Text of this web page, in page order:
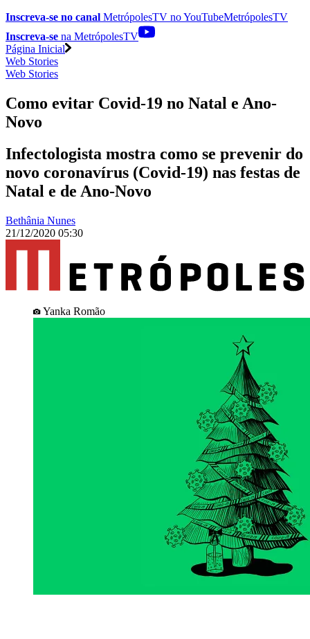
Inscreva-se no canal MetrópolesTV noYouTubeMetrópolesTV
Inscreva-se na MetrópolesTV
Página Inicial
Web Stories
Web Stories
Como evitar Covid-19 no Natal e Ano-
Novo
Infectologista mostra como se prevenir do
novo coronavírus (Covid-19) nas festas de
Natal e de Ano-Novo
Bethânia Nunes
21/12/2020 05:30
Yanka Romão